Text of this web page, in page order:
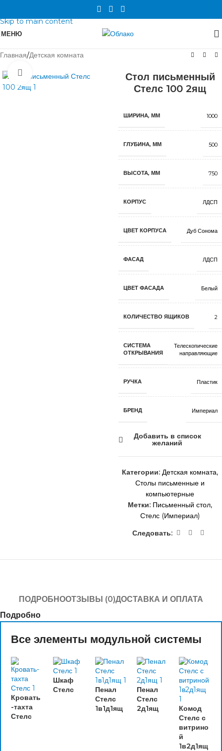
Skip to main content
МЕНЮ
Главная/Детская комната
Нажмите, чтобы увеличить
Стол письменный
Стелс 100 2ящ
ШИРИНА, ММ 1000
ГЛУБИНА, ММ 500
ВЫСОТА, ММ 750
КОРПУС ЛДСП
ЦВЕТ КОРПУСА Дуб Сонома
ФАСАД ЛДСП
ЦВЕТ ФАСАДА Белый
КОЛИЧЕСТВО ЯЩИКОВ 2
СИСТЕМА
ОТКРЫВАНИЯ
Телескопические
направляющие
РУЧКА Пластик
БРЕНД Империал
Добавить в список
желаний
Категории: Детская комната,
Столы письменные и
компьютерные
Метки: Письменный стол,
Стелс (Империал)
Следовать:
ПОДРОБНООТЗЫВЫ (0)ДОСТАВКА И ОПЛАТА
Подробно
Все элементы модульной системы
Кровать
-тахта
Стелс
Шкаф
Стелс
Пенал
Стелс
1в1д1ящ
Пенал
Стелс
2д1ящ
Комод
Стелс с
витрино
й
1в2д1ящ